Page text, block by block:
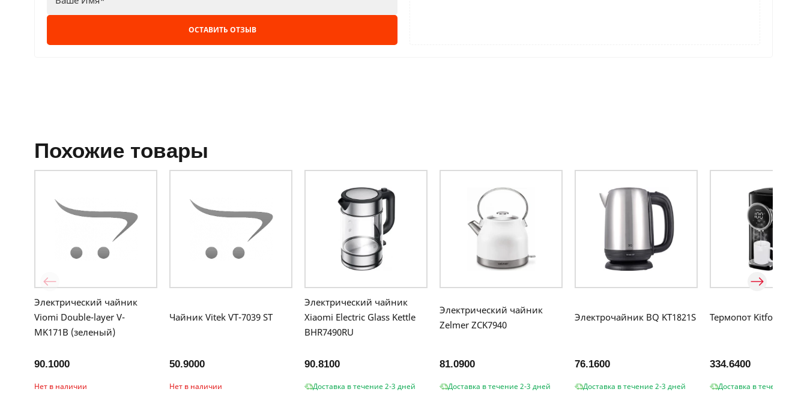
ОСТАВИТЬ ОТЗЫВ
похожие товары
Электрический чайник
Viomi Double-layer V-
MK171B (зеленый)
90.1000
Нет в наличии
Чайник Vitek VT-7039 ST
50.9000
Нет в наличии
Электрический чайник
Xiaomi Electric Glass Kettle
BHR7490RU
90.8100
Доставка в течение 2-3 дней
Электрический чайник
Zelmer ZCK7940
81.0900
Доставка в течение 2-3 дней
Электрочайник BQ KT1821S
76.1600
Доставка в течение 2-3 дней
Термопот Kitfort KT-
334.6400
Доставка в течение 2-3